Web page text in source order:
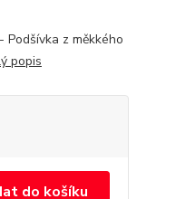
z měkkého
popis
do košíku